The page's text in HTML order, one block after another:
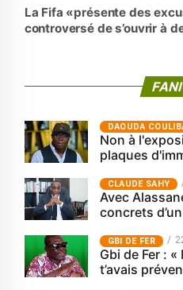
La Fifa «présente des
controversé de s’ouvrir à
‎DAOUDA
Non à
plaques
CLAUDE SAHY
Avec
concrets
GBI DE FER
Gbi de Fer :
t’avais